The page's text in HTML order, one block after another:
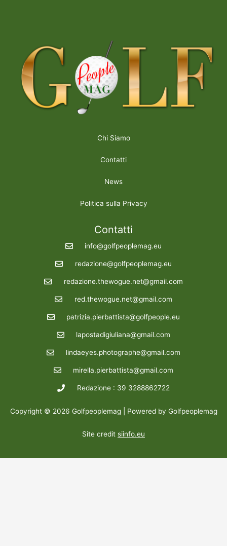
Chi Siamo
Contatti
News
Politica sulla Privacy
Contatti
info@golfpeoplemag.eu
redazione@golfpeoplemag.eu
redazione.thewogue.net@gmail.com
red.thewogue.net@gmail.com
patrizia.pierbattista@golfpeople.eu
lapostadigiuliana@gmail.com
lindaeyes.photographe@gmail.com
mirella.pierbattista@gmail.com
Redazione : 39 3288862722
Copyright © 2026 Golfpeoplemag | Powered by Golfpeoplemag
Site credit siinfo.eu